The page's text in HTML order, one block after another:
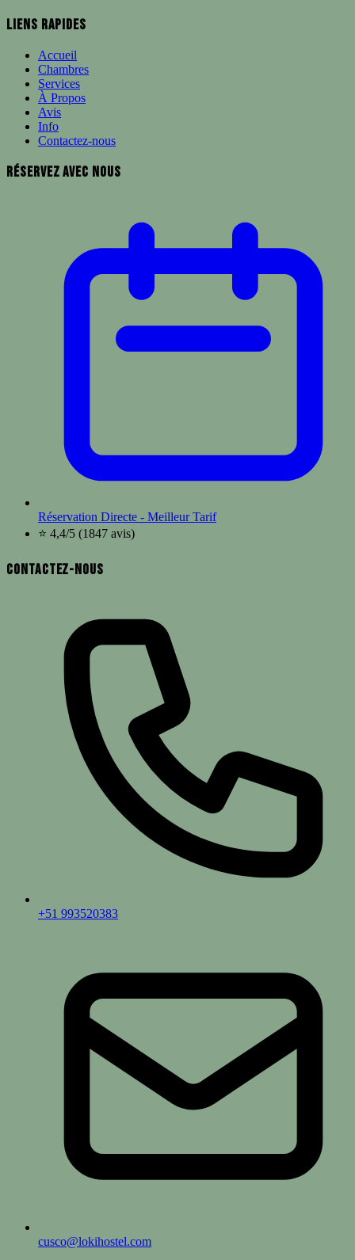
Liens Rapides
Accueil
Chambres
Services
À Propos
Avis
Info
Contactez-nous
Réservez avec Nous
Réservation Directe - Meilleur Tarif
⭐ 4,4/5 (1847 avis)
Contactez-nous
+51 993520383
cusco@lokihostel.com